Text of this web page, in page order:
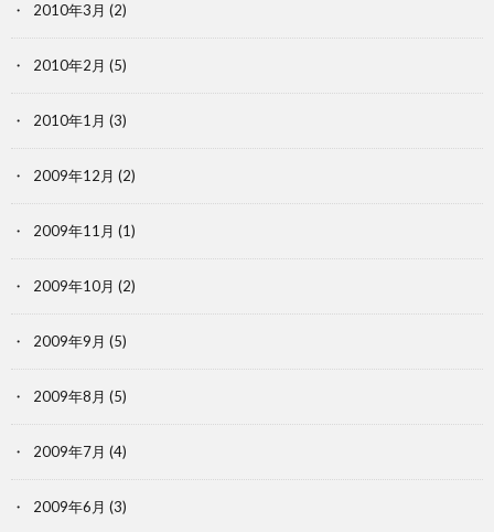
2010年3月 (2)
2010年2月 (5)
2010年1月 (3)
2009年12月 (2)
2009年11月 (1)
2009年10月 (2)
2009年9月 (5)
2009年8月 (5)
2009年7月 (4)
2009年6月 (3)